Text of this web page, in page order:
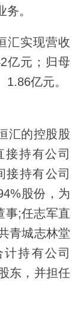
务。
汇实现营收
亿元；归母
亿元。
汇的控股股
持有公司
接持有公司
股份，为
事;任志军直
青城志林堂
持有公司
东，并担任